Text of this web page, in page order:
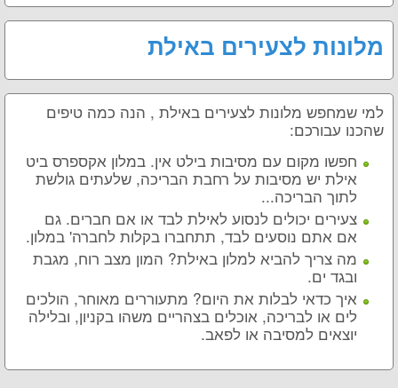
מלונות לצעירים באילת
למי שמחפש מלונות לצעירים באילת , הנה כמה טיפים
שהכנו עבורכם:
חפשו מקום עם מסיבות בילט אין. במלון אקספרס ביט
אילת יש מסיבות על רחבת הבריכה, שלעתים גולשת
לתוך הבריכה...
צעירים יכולים לנסוע לאילת לבד או אם חברים. גם
אם אתם נוסעים לבד, תתחברו בקלות לחברה' במלון.
מה צריך להביא למלון באילת? המון מצב רוח, מגבת
ובגד ים.
איך כדאי לבלות את היום? מתעוררים מאוחר, הולכים
לים או לבריכה, אוכלים בצהריים משהו בקניון, ובלילה
יוצאים למסיבה או לפאב.